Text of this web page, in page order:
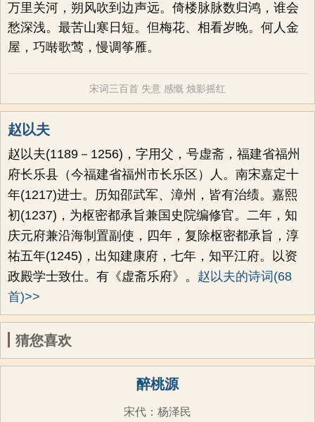
万里关河，朔风吹到边声远。倚楼脉脉数归鸿，谁会
愁深浅。最苦山寒日短。但梅花、相看岁晚。何人金
屋，巧啭歌莺，慢调筝雁。
宋词三百首 失意 感慨 烛影摇红
赵以夫
赵以夫(1189－1256)，字用父，号虚斋，福建省福州
府长乐县（今福建省福州市长乐区）人。南宋嘉定十
年(1217)进士。历知邵武军、漳州，皆有治绩。嘉熙
初(1237)，为枢密都承旨兼国史院编修官。二年，知
庆元府兼沿海制置副使，四年，复除枢密都承旨，淳
祐五年(1245)，出知建康府，七年，知平江府。以资
政殿学士致仕。有《虚斋乐府》。 赵以夫的诗词(68
首)>>
猜您喜欢
醉桃源
宋代 ： 杨泽民